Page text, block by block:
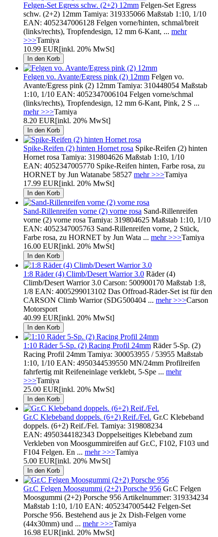
Felgen-Set Egress schw. (2+2) 12mm Felgen-Set Egress
schw. (2+2) 12mm Tamiya: 319335066 Maßstab 1:10, 1/10
EAN: 4052347006128 Felgen vorne/hinten, schmal/breit
(links/rechts), Tropfendesign, 12 mm 6-Kant, ... mehr
>>>Tamiya
10.99 EUR[inkl. 20% MwSt]
Felgen vo. Avante/Egress pink (2) 12mm Felgen vo.
Avante/Egress pink (2) 12mm Tamiya: 310448054 Maßstab
1:10, 1/10 EAN: 4052347006104 Felgen vorne/schmal
(links/rechts), Tropfendesign, 12 mm 6-Kant, Pink, 2 S ...
mehr >>>Tamiya
8.20 EUR[inkl. 20% MwSt]
Spike-Reifen (2) hinten Hornet rosa Spike-Reifen (2) hinten
Hornet rosa Tamiya: 319804626 Maßstab 1:10, 1/10
EAN: 4052347005770 Spike-Reifen hinten, Farbe rosa, zu
HORNET by Jun Watanabe 58527 mehr >>>Tamiya
17.99 EUR[inkl. 20% MwSt]
Sand-Rillenreifen vorne (2) vorne rosa Sand-Rillenreifen
vorne (2) vorne rosa Tamiya: 319804625 Maßstab 1:10, 1/10
EAN: 4052347005763 Sand-Rillenreifen vorne, 2 Stück,
Farbe rosa, zu HORNET by Jun Wata ... mehr >>>Tamiya
16.00 EUR[inkl. 20% MwSt]
1:8 Räder (4) Climb/Desert Warrior 3.0 Räder (4)
Climb/Desert Warrior 3.0 Carson: 500900170 Maßstab 1:8,
1/8 EAN: 4005299013102 Das Offroad-Räder-Set ist für den
CARSON Climb Warrior (SDG500404 ... mehr >>>Carson
Motorsport
40.99 EUR[inkl. 20% MwSt]
1:10 Räder 5-Sp. (2) Racing Profil 24mm Räder 5-Sp. (2)
Racing Profil 24mm Tamiya: 300053955 / 53955 Maßstab
1:10, 1/10 EAN: 4950344539550 MN/24mm Profilreifen
fahrfertig mit Reifeneinlage verklebt, 5-Spe ... mehr
>>>Tamiya
25.00 EUR[inkl. 20% MwSt]
Gr.C Klebeband doppels. (6+2) Reif./Fel. Gr.C Klebeband
doppels. (6+2) Reif./Fel. Tamiya: 319808234
EAN: 4950344182343 Doppelseitiges Klebeband zum
Verkleben von Moosgummireifen auf Gr.C, F102, F103 und
F104 Felgen. En ... mehr >>>Tamiya
5.00 EUR[inkl. 20% MwSt]
Gr.C Felgen Moosgummi (2+2) Porsche 956 Gr.C Felgen
Moosgummi (2+2) Porsche 956 Artikelnummer: 319334234
Maßstab 1:10, 1/10 EAN: 4052347005442 Felgen-Set
Porsche 956. Bestehend aus je 2x Dish-Felgen vorne
(44x30mm) und ... mehr >>>Tamiya
16.98 EUR[inkl. 20% MwSt]